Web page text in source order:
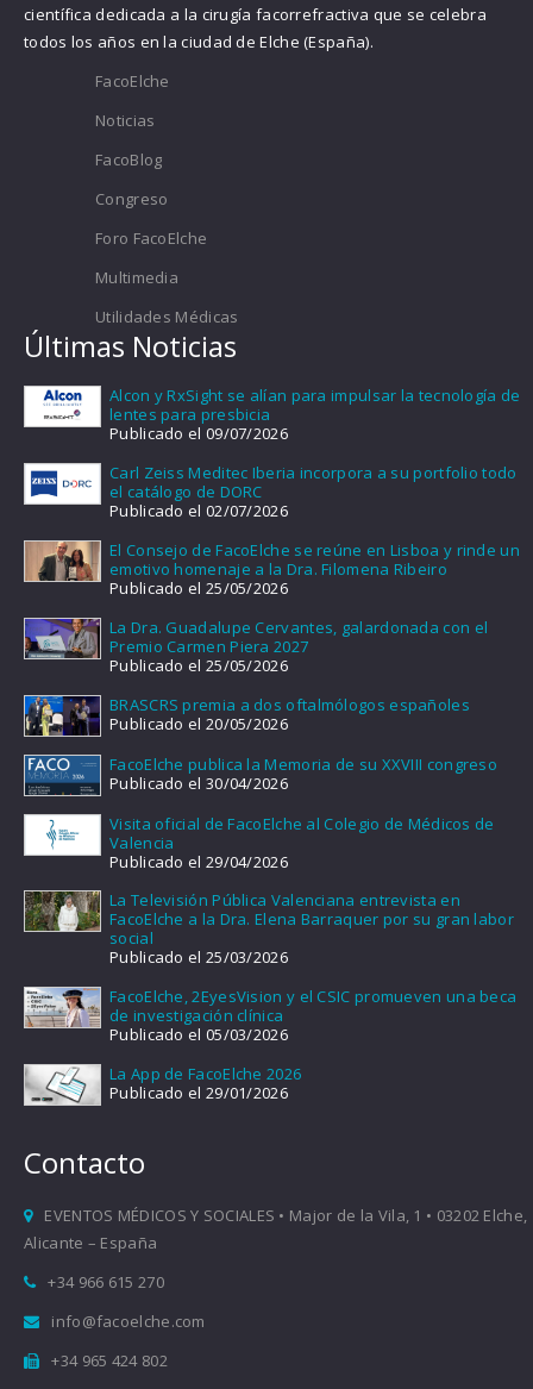
científica dedicada a la cirugía facorrefractiva que se celebra
todos los años en la ciudad de Elche (España).
FacoElche
Noticias
FacoBlog
Congreso
Foro FacoElche
Multimedia
Utilidades Médicas
Últimas Noticias
Alcon y RxSight se alían para impulsar la tecnología de
lentes para presbicia
Publicado el 09/07/2026
Carl Zeiss Meditec Iberia incorpora a su portfolio todo
el catálogo de DORC
Publicado el 02/07/2026
El Consejo de FacoElche se reúne en Lisboa y rinde un
emotivo homenaje a la Dra. Filomena Ribeiro
Publicado el 25/05/2026
La Dra. Guadalupe Cervantes, galardonada con el
Premio Carmen Piera 2027
Publicado el 25/05/2026
BRASCRS premia a dos oftalmólogos españoles
Publicado el 20/05/2026
FacoElche publica la Memoria de su XXVIII congreso
Publicado el 30/04/2026
Visita oficial de FacoElche al Colegio de Médicos de
Valencia
Publicado el 29/04/2026
La Televisión Pública Valenciana entrevista en
FacoElche a la Dra. Elena Barraquer por su gran labor
social
Publicado el 25/03/2026
FacoElche, 2EyesVision y el CSIC promueven una beca
de investigación clínica
Publicado el 05/03/2026
La App de FacoElche 2026
Publicado el 29/01/2026
Contacto
EVENTOS MÉDICOS Y SOCIALES • Major de la Vila, 1 • 03202 Elche,
Alicante – España
+34 966 615 270
info@facoelche.com
+34 965 424 802